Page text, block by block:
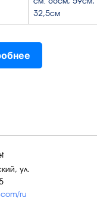
32,5см
ru
ул.